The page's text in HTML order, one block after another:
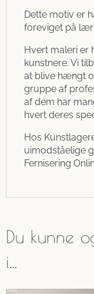
Dette motiv er
foreviget på
Hvert maleri er
kunstnere. Vi
at blive hængt
gruppe af
af dem har
hvert deres
Hos
uimodståelige
Fernisering
Du kunne
i…